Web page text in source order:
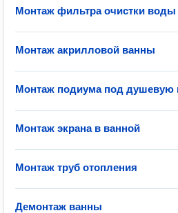
Монтаж фильтра очистки воды
Монтаж акрилловой ванны
Монтаж подиума под душевую
Монтаж экрана в ванной
Монтаж труб отопления
Демонтаж ванны